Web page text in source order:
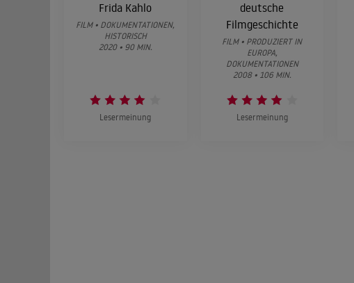
Frida Kahlo
FILM • DOKUMENTATIONEN,
HISTORISCH
2020 • 90 MIN.
Lesermeinung
deutsche
Filmgeschichte
FILM • PRODUZIERT IN
EUROPA,
DOKUMENTATIONEN
2008 • 106 MIN.
Lesermeinung